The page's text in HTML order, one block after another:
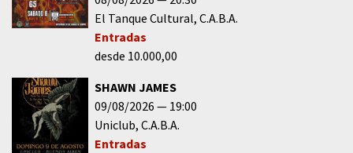
El Tanque Cultural C.A.B.A.
Entradas
desde 10.000,00
SHAWN JAMES
09/08/2026
19:00
Uniclub C.A.B.A.
Entradas